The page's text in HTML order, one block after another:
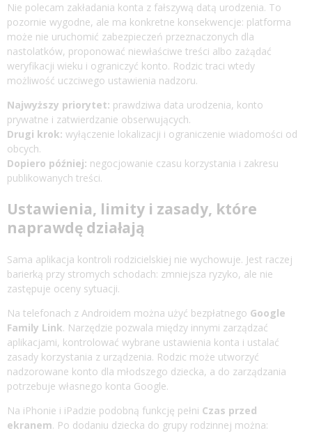
Nie polecam zakładania konta z fałszywą datą urodzenia. To
pozornie wygodne, ale ma konkretne konsekwencje: platforma
może nie uruchomić zabezpieczeń przeznaczonych dla
nastolatków, proponować niewłaściwe treści albo zażądać
weryfikacji wieku i ograniczyć konto. Rodzic traci wtedy
możliwość uczciwego ustawienia nadzoru.
Najwyższy priorytet: prawdziwa data urodzenia, konto
prywatne i zatwierdzanie obserwujących.
Drugi krok: wyłączenie lokalizacji i ograniczenie wiadomości od
obcych.
Dopiero później: negocjowanie czasu korzystania i zakresu
publikowanych treści.
Ustawienia, limity i zasady, które
naprawdę działają
Sama aplikacja kontroli rodzicielskiej nie wychowuje. Jest raczej
barierką przy stromych schodach: zmniejsza ryzyko, ale nie
zastępuje oceny sytuacji.
Na telefonach z Androidem można użyć bezpłatnego Google
Family Link. Narzędzie pozwala między innymi zarządzać
aplikacjami, kontrolować wybrane ustawienia konta i ustalać
zasady korzystania z urządzenia. Rodzic może utworzyć
nadzorowane konto dla młodszego dziecka, a do zarządzania
potrzebuje własnego konta Google.
Na iPhonie i iPadzie podobną funkcję pełni Czas przed
ekranem. Po dodaniu dziecka do grupy rodzinnej można: